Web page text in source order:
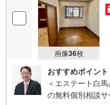
画像36枚
おすすめポイント
＜エステート白
の無料個別相談